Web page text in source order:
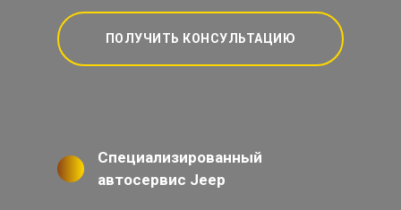
ПОЛУЧИТЬ КОНСУЛЬТАЦИЮ
Специализированный
автосервис Jeep